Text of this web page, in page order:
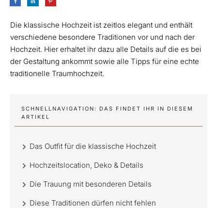
Die klassische Hochzeit ist zeitlos elegant und enthält
verschiedene besondere Traditionen vor und nach der
Hochzeit. Hier erhaltet ihr dazu alle Details auf die es bei
der Gestaltung ankommt sowie alle Tipps für eine echte
traditionelle Traumhochzeit.
SCHNELLNAVIGATION: DAS FINDET IHR IN DIESEM
ARTIKEL
Das Outfit für die klassische Hochzeit
Hochzeitslocation, Deko & Details
Die Trauung mit besonderen Details
Diese Traditionen dürfen nicht fehlen